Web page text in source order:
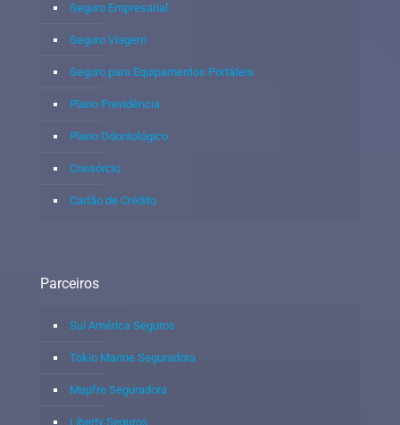
Seguro Empresarial
Seguro Viagem
Seguro para Equipamentos Portáteis
Plano Previdência
Plano Odontológico
Consórcio
Cartão de Crédito
Parceiros
Sul América Seguros
Tokio Marine Seguradora
Mapfre Seguradora
Liberty Seguros